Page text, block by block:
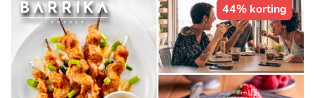
44% korting